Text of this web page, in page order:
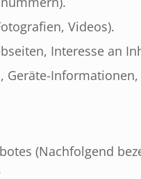
Videos).
Interesse an
Informationen,
(Nachfolgend